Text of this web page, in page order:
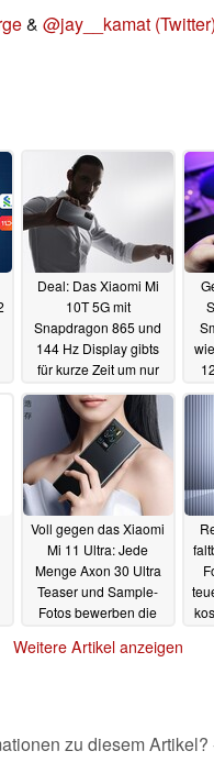
& @jay__kamat (Twitter)
Deal: Das Xiaomi Mi
10T 5G mit
Snapdragon 865 und
144 Hz Display gibts
für kurze Zeit um nur
Euro12.04.2021
Voll gegen das Xiaomi
Mi 11 Ultra: Jede
Menge Axon 30 Ultra
Teaser und Sample-
Fotos bewerben die
Cam 10.04.2021
Weitere Artikel anzeigen
zu diesem